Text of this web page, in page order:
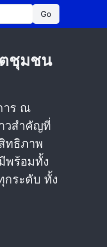
Go
ตชุมชน
าร ณ
วสำคัญที่
ทธิภาพ
พร้อมทั้ง
กระดับ ทั้ง